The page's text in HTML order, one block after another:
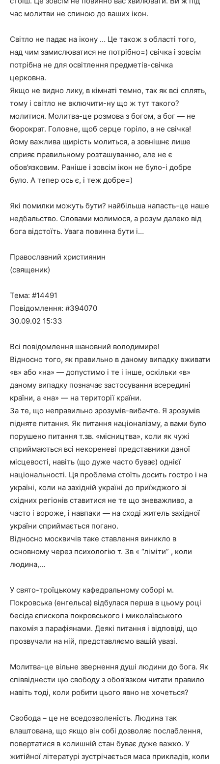
час молитви не спиною до ваших ікон.
Світло не падає на ікону … Це також з області того,
над чим замислюватися не потрібно=) свічка і зовсім
потрібна не для освітлення предметів-свічка
церковна.
Якщо не видно лику, в кімнаті темно, так як всі сплять,
тому і світло не включити-ну що ж тут такого?
молитися. Молитва-це розмова з богом, а бог — не
бюрократ. Головне, щоб серце горіло, а не свічка!
йому важлива щирість молиться, а зовнішнє лише
сприяє правильному розташуванню, але не є
обов’язковим. Раніше і зовсім ікон не було-і добре
було. А тепер ось є, і теж добре=)
Які помилки можуть бути? найбільша напасть-це наше
недбальство. Словами молимося, а розум далеко від
бога відстоїть. Увага повинна бути і…
Православний християнин
(священик)
Тема: #14491
Повідомлення: #394070
30.09.02 15:33
Всі повідомлення шановний володимире!
Відносно того, як правильно в даному випадку вживати
«в» або «на» — допустимо і те і інше, оскільки «в»
даному випадку позначає застосування всередині
країни, а «на» — на території країни.
За те, що неправильно зрозумів-вибачте. Я зрозумів
підняте питання. Як питання націоналізму, а вами було
порушено питання т.зв. «місництва», коли як чужі
сприймаються всі некореневі представники даної
місцевості, навіть (що дуже часто буває) однієї
національності. Ця проблема стоїть досить гостро і на
україні, коли на західній україні до приїжджого зі
східних регіонів ставитися не те що зневажливо, а
часто і вороже, і навпаки — на сході житель західної
україни сприймається погано.
Відносно москвичів таке ставлення виникло в
основному через психологію т. Зв « “ліміти” , коли
людина,…
У свято-троїцькому кафедральному соборі м.
Покровська (енгельса) відбулася перша в цьому році
бесіда єпископа покровського і миколаївського
пахомія з парафіянами. Деякі питання і відповіді, що
прозвучали на ній, представляємо вашій увазі.
Молитва-це вільне звернення душі людини до бога. Як
співвіднести цю свободу з обов’язком читати правило
навіть тоді, коли робити цього явно не хочеться?
Свобода – це не вседозволеність. Людина так
влаштована, що якщо він собі дозволяє послаблення,
повертатися в колишній стан буває дуже важко. У
житійної літературі зустрічається маса прикладів, коли